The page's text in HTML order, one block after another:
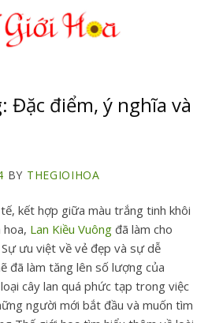
Đặc điểm, ý nghĩa và
BY THEGIOIHOA
kết hợp giữa màu trắng tinh khôi
Lan Kiều Vuông đã làm cho
ưu việt về vẻ đẹp và sự dễ
đã làm tăng lên số lượng của
cây lan quá phức tạp trong việc
người mới bắt đầu và muốn tìm